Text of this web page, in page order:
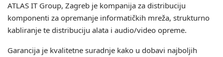
ATLAS IT Group, Zagreb je kompanija za distribuciju
komponenti za opremanje informatičkih mreža, strukturno
kabliranje te distribuciju alata i audio/video opreme.
Garancija je kvalitetne suradnje kako u dobavi najboljih